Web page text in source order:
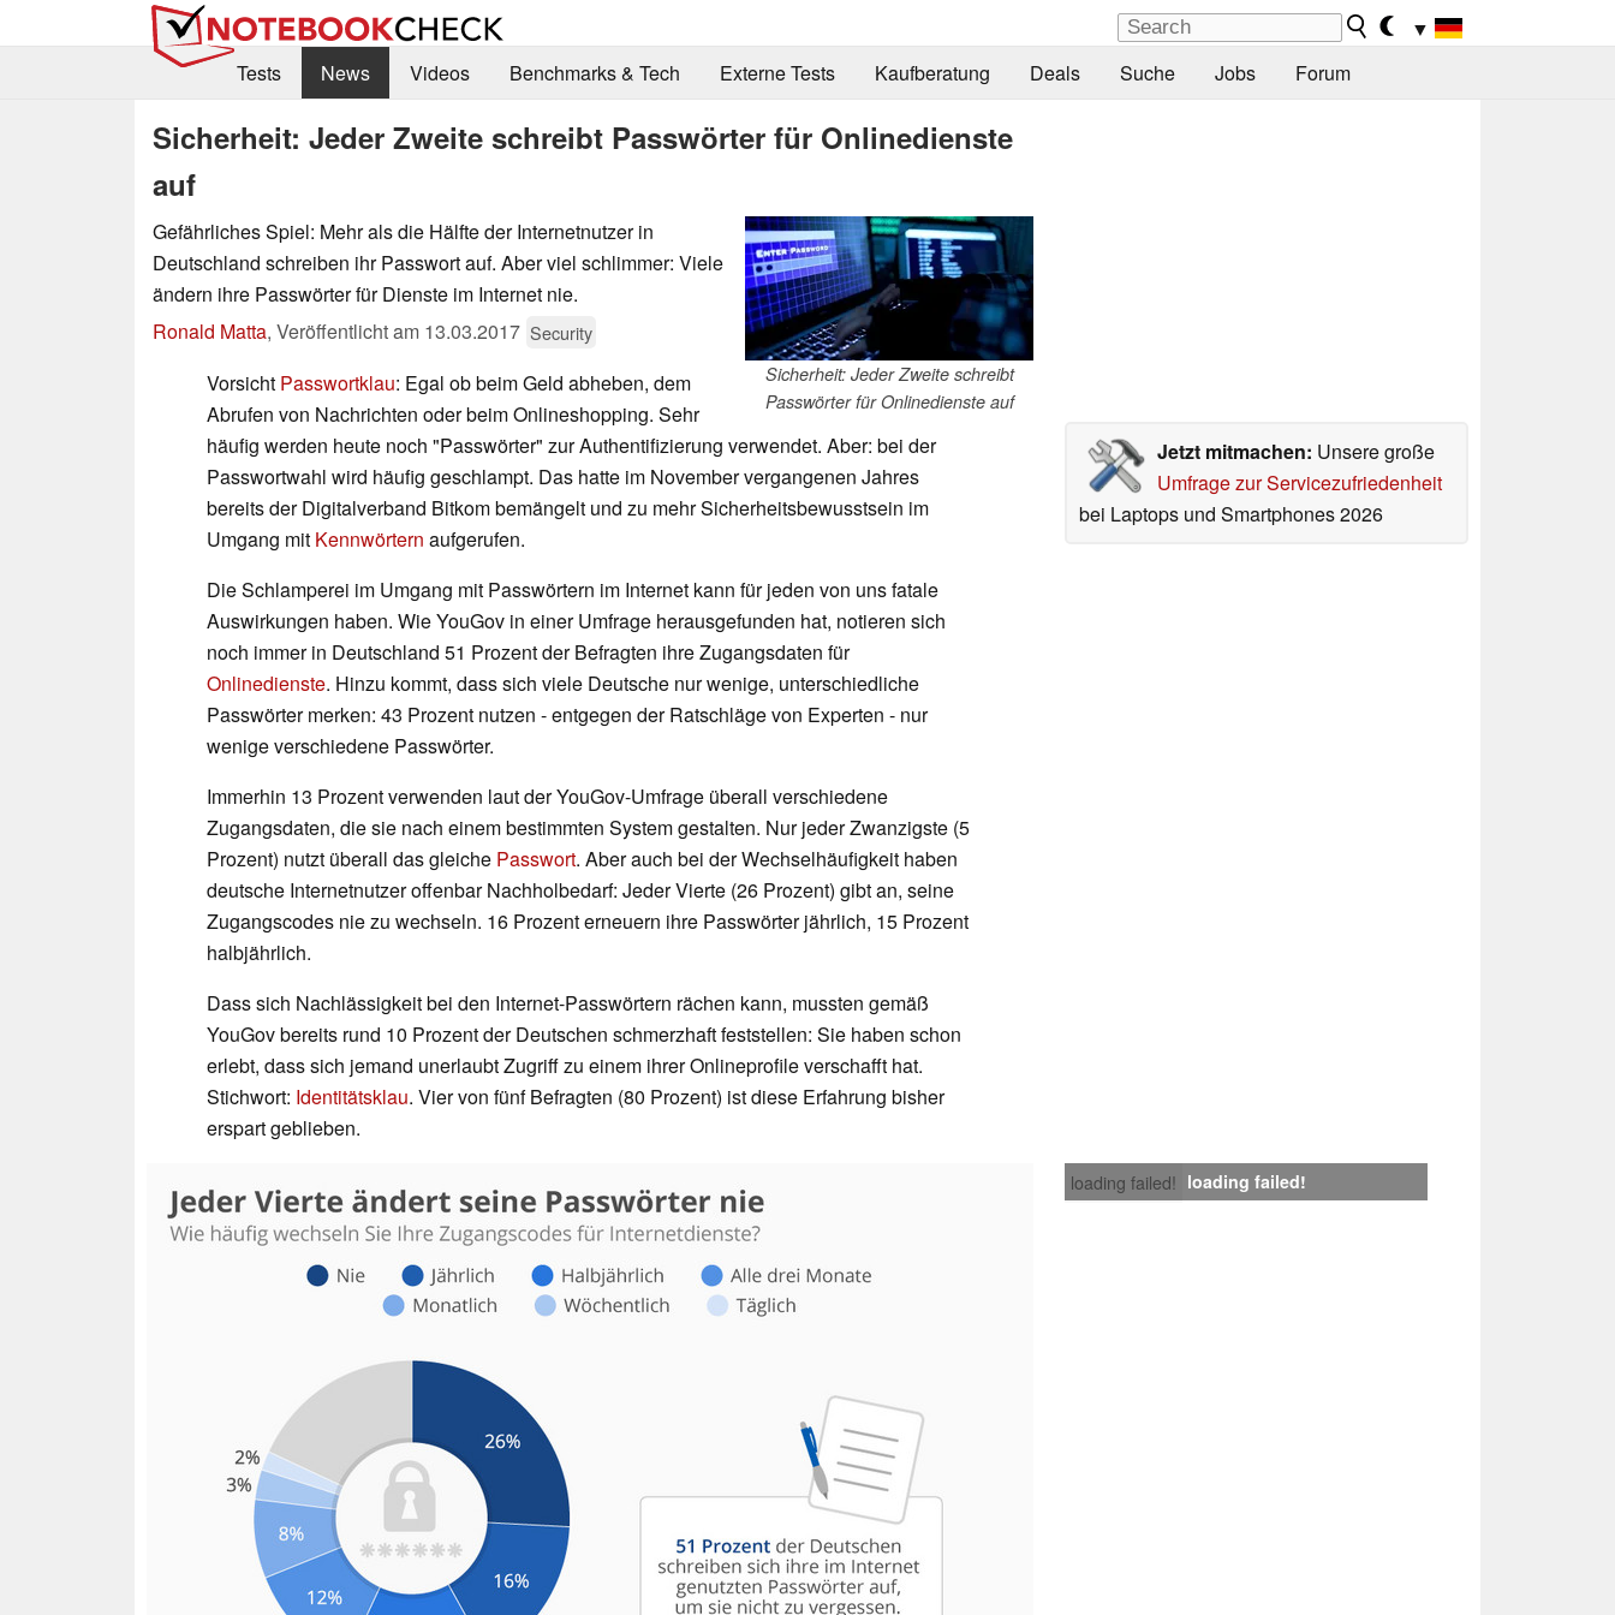
▼
Tests
News Videos Benchmarks & Tech Externe Tests Kaufberatung Deals Suche Jobs Forum
Sicherheit: Jeder Zweite schreibt Passwörter für Onlinedienste
auf
Sicherheit: Jeder Zweite schreibt
Passwörter für Onlinedienste auf
Gefährliches Spiel: Mehr als die Hälfte der Internetnutzer in
Deutschland schreiben ihr Passwort auf. Aber viel schlimmer: Viele
ändern ihre Passwörter für Dienste im Internet nie.
Ronald Matta, Veröffentlicht am 13.03.2017 Security
Jetzt mitmachen: Unsere große
Umfrage zur Servicezufriedenheit
bei Laptops und Smartphones 2026
Vorsicht Passwortklau: Egal ob beim Geld abheben, dem
Abrufen von Nachrichten oder beim Onlineshopping. Sehr
häufig werden heute noch "Passwörter" zur Authentifizierung verwendet. Aber: bei der
Passwortwahl wird häufig geschlampt. Das hatte im November vergangenen Jahres
bereits der Digitalverband Bitkom bemängelt und zu mehr Sicherheitsbewusstsein im
Umgang mit Kennwörtern aufgerufen.
Die Schlamperei im Umgang mit Passwörtern im Internet kann für jeden von uns fatale
Auswirkungen haben. Wie YouGov in einer Umfrage herausgefunden hat, notieren sich
noch immer in Deutschland 51 Prozent der Befragten ihre Zugangsdaten für
Onlinedienste. Hinzu kommt, dass sich viele Deutsche nur wenige, unterschiedliche
Passwörter merken: 43 Prozent nutzen - entgegen der Ratschläge von Experten - nur
wenige verschiedene Passwörter.
Immerhin 13 Prozent verwenden laut der YouGov-Umfrage überall verschiedene
Zugangsdaten, die sie nach einem bestimmten System gestalten. Nur jeder Zwanzigste (5
Prozent) nutzt überall das gleiche Passwort. Aber auch bei der Wechselhäufigkeit haben
deutsche Internetnutzer offenbar Nachholbedarf: Jeder Vierte (26 Prozent) gibt an, seine
Zugangscodes nie zu wechseln. 16 Prozent erneuern ihre Passwörter jährlich, 15 Prozent
halbjährlich.
Dass sich Nachlässigkeit bei den Internet-Passwörtern rächen kann, mussten gemäß
YouGov bereits rund 10 Prozent der Deutschen schmerzhaft feststellen: Sie haben schon
erlebt, dass sich jemand unerlaubt Zugriff zu einem ihrer Onlineprofile verschafft hat.
Stichwort: Identitätsklau. Vier von fünf Befragten (80 Prozent) ist diese Erfahrung bisher
erspart geblieben.
loading failed! loading failed!